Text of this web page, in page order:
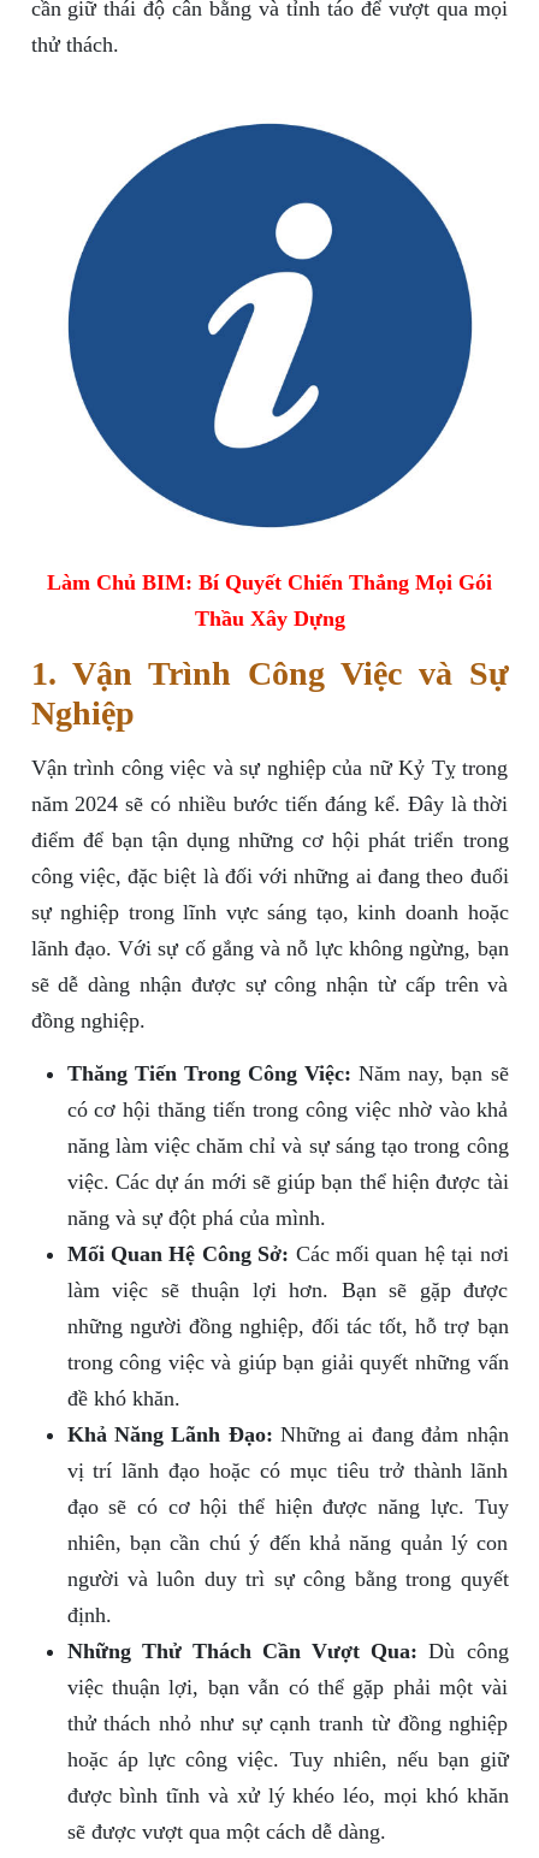
cần giữ thái độ cân bằng và tỉnh táo để vượt qua mọi
thử thách.
Làm Chủ BIM: Bí Quyết Chiến Thắng Mọi Gói
Thầu Xây Dựng
1. Vận Trình Công Việc và Sự
Nghiệp
Vận trình công việc và sự nghiệp của nữ Kỷ Tỵ trong
năm 2024 sẽ có nhiều bước tiến đáng kể. Đây là thời
điểm để bạn tận dụng những cơ hội phát triển trong
công việc, đặc biệt là đối với những ai đang theo đuổi
sự nghiệp trong lĩnh vực sáng tạo, kinh doanh hoặc
lãnh đạo. Với sự cố gắng và nỗ lực không ngừng, bạn
sẽ dễ dàng nhận được sự công nhận từ cấp trên và
đồng nghiệp.
Thăng Tiến Trong Công Việc: Năm nay, bạn sẽ
có cơ hội thăng tiến trong công việc nhờ vào khả
năng làm việc chăm chỉ và sự sáng tạo trong công
việc. Các dự án mới sẽ giúp bạn thể hiện được tài
năng và sự đột phá của mình.
Mối Quan Hệ Công Sở: Các mối quan hệ tại nơi
làm việc sẽ thuận lợi hơn. Bạn sẽ gặp được
những người đồng nghiệp, đối tác tốt, hỗ trợ bạn
trong công việc và giúp bạn giải quyết những vấn
đề khó khăn.
Khả Năng Lãnh Đạo: Những ai đang đảm nhận
vị trí lãnh đạo hoặc có mục tiêu trở thành lãnh
đạo sẽ có cơ hội thể hiện được năng lực. Tuy
nhiên, bạn cần chú ý đến khả năng quản lý con
người và luôn duy trì sự công bằng trong quyết
định.
Những Thử Thách Cần Vượt Qua: Dù công
việc thuận lợi, bạn vẫn có thể gặp phải một vài
thử thách nhỏ như sự cạnh tranh từ đồng nghiệp
hoặc áp lực công việc. Tuy nhiên, nếu bạn giữ
được bình tĩnh và xử lý khéo léo, mọi khó khăn
sẽ được vượt qua một cách dễ dàng.